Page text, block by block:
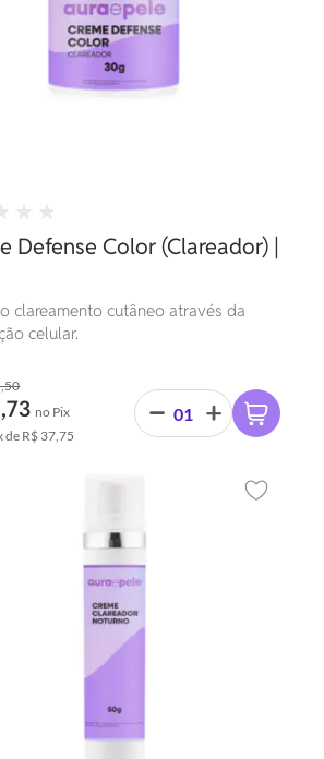
Defense Color (Clareador) |
clareamento cutâneo através da
celular.
no Pix
de R$ 37,75
Adicionar